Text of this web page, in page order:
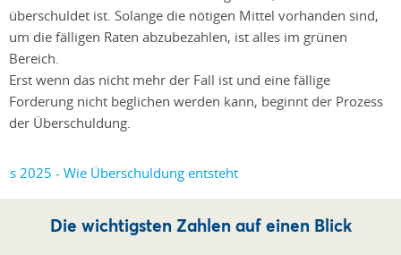
überschuldet ist. Solange die nötigen Mittel vorhanden sind,
um die fälligen Raten abzubezahlen, ist alles im grünen
Bereich.
Erst wenn das nicht mehr der Fall ist und eine fällige
Forderung nicht beglichen werden kann, beginnt der Prozess
der Überschuldung.
Die wichtigsten Zahlen auf einen Blick